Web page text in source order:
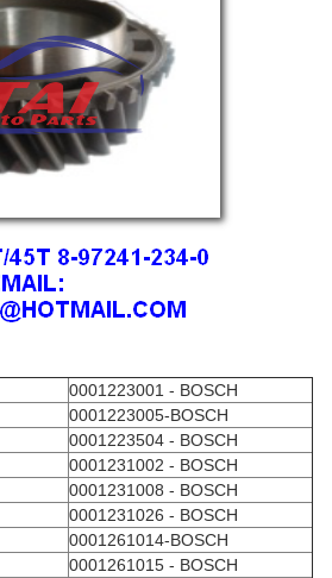
0001223001 - BOSCH
0001223005-BOSCH
0001223504 - BOSCH
0001231002 - BOSCH
0001231008 - BOSCH
0001231026 - BOSCH
0001261014-BOSCH
0001261015 - BOSCH